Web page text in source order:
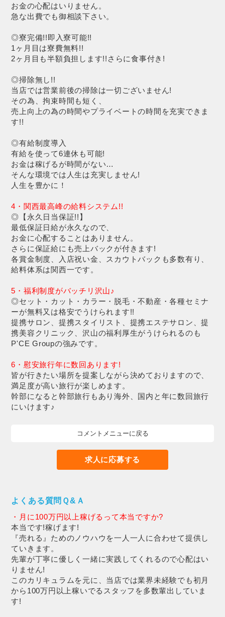
お金の心配はいりません。
急な出費でも御相談下さい。
◎寮完備!!即入寮可能!!
1ヶ月目は寮費無料!!
2ヶ月目も半額負担します!!さらに食事付き!
◎掃除無し!!
当店では営業前後の掃除は一切ございません!
その為、拘束時間も短く、
売上向上の為の時間やプライベートの時間を充実できま
す!!
◎有給制度導入
有給を使って6連休も可能!
お金は稼げるが時間がない…
そんな環境では人生は充実しません!
人生を豊かに！
4・関西最高峰の給料システム!!
◎【永久日当保証!!】
最低保証日給が永久なので、
お金に心配することはありません。
さらに保証給にも売上バックが付きます!
各賞金制度、入店祝い金、スカウトバックも多数有り、
給料体系は関西一です。
5・福利制度がバッチリ沢山♪
◎セット・カット・カラー・脱毛・不動産・各種セミナ
ーが無料又は格安でうけられます!!
提携サロン、提携スタイリスト、提携エステサロン、提
携美容クリニック、沢山の福利厚生がうけられるのも
P'CE Groupの強みです。
6・慰安旅行年に数回あります!
皆が行きたい場所を提案しながら決めておりますので、
満足度が高い旅行が楽しめます。
幹部になると幹部旅行もあり海外、国内と年に数回旅行
にいけます♪
コメントメニューに戻る
求人に応募する
よくある質問Ｑ&Ａ
・月に100万円以上稼げるって本当ですか?
本当です!稼げます!
『売れる』ためのノウハウを一人一人に合わせて提供し
ていきます。
先輩が丁寧に優しく一緒に実践してくれるので心配はい
りません!
このカリキュラムを元に、当店では業界未経験でも初月
から100万円以上稼いでるスタッフを多数輩出していま
す!